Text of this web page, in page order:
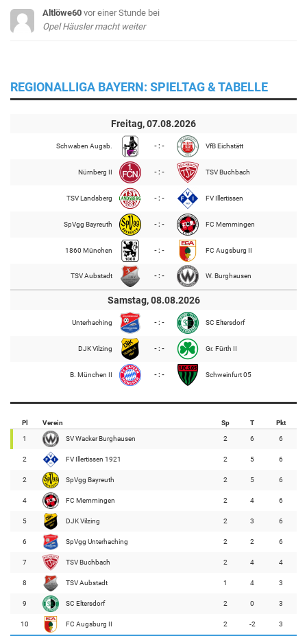
Altlöwe60 vor einer Stunde bei
Opel Häusler macht weiter
REGIONALLIGA BAYERN: SPIELTAG & TABELLE
Freitag, 07.08.2026
Schwaben Augsb. - : - VfB Eichstätt
Nürnberg II - : - TSV Buchbach
TSV Landsberg - : - FV Illertissen
SpVgg Bayreuth - : - FC Memmingen
1860 München - : - FC Augsburg II
TSV Aubstadt - : - W. Burghausen
Samstag, 08.08.2026
Unterhaching - : - SC Eltersdorf
DJK Vilzing - : - Gr. Fürth II
B. München II - : - Schweinfurt 05
Pl Verein Sp T Pkt
1 SV Wacker Burghausen 2 6 6
2 FV Illertissen 1921 2 5 6
2 SpVgg Bayreuth 2 5 6
4 FC Memmingen 2 4 6
5 DJK Vilzing 2 3 6
6 SpVgg Unterhaching 2 2 6
7 TSV Buchbach 2 4 4
8 TSV Aubstadt 1 4 3
9 SC Eltersdorf 2 0 3
10 FC Augsburg II 2 -2 3